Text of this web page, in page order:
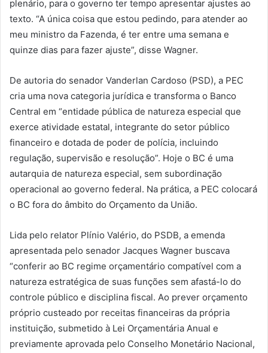
plenário, para o governo ter tempo apresentar ajustes ao
texto. “A única coisa que estou pedindo, para atender ao
meu ministro da Fazenda, é ter entre uma semana e
quinze dias para fazer ajuste”, disse Wagner.
De autoria do senador Vanderlan Cardoso (PSD), a PEC
cria uma nova categoria jurídica e transforma o Banco
Central em “entidade pública de natureza especial que
exerce atividade estatal, integrante do setor público
financeiro e dotada de poder de polícia, incluindo
regulação, supervisão e resolução”. Hoje o BC é uma
autarquia de natureza especial, sem subordinação
operacional ao governo federal. Na prática, a PEC colocará
o BC fora do âmbito do Orçamento da União.
Lida pelo relator Plínio Valério, do PSDB, a emenda
apresentada pelo senador Jacques Wagner buscava
“conferir ao BC regime orçamentário compatível com a
natureza estratégica de suas funções sem afastá-lo do
controle público e disciplina fiscal. Ao prever orçamento
próprio custeado por receitas financeiras da própria
instituição, submetido à Lei Orçamentária Anual e
previamente aprovada pelo Conselho Monetário Nacional,